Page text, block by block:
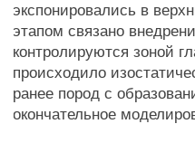
экспонировались в
этапом связано
контролируются зоной
происходило
ранее пород с
окончательное